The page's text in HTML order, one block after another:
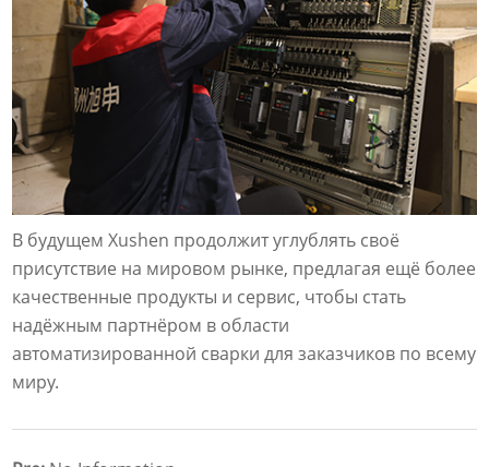
В будущем Xushen продолжит углублять своё
присутствие на мировом рынке, предлагая ещё более
качественные продукты и сервис, чтобы стать
надёжным партнёром в области
автоматизированной сварки для заказчиков по всему
миру.